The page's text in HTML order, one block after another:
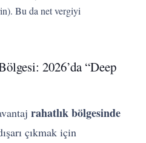
Bu da net vergiyi
2026’da “Deep
rahatlık bölgesinde
çıkmak için